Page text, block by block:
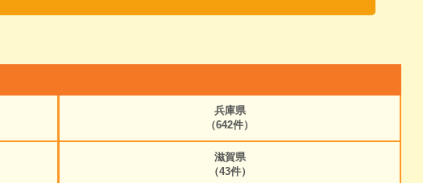
兵庫県
（642件）
滋賀県
（43件）